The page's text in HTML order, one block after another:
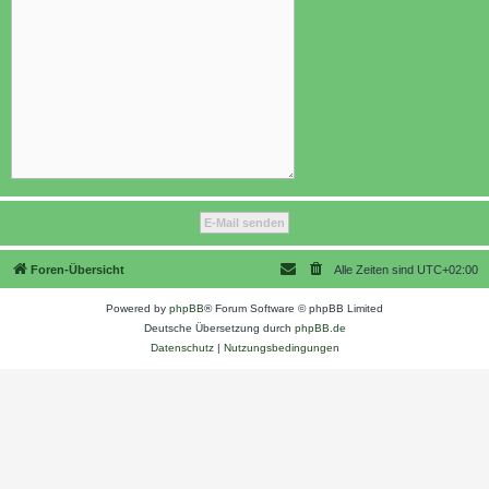
Foren-Übersicht Alle Zeiten sind UTC+02:00
Powered by phpBB® Forum Software © phpBB Limited
Deutsche Übersetzung durch phpBB.de
Datenschutz| Nutzungsbedingungen